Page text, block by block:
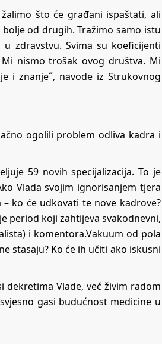
što će građani ispaštati, ali
od drugih. Tražimo samo istu
zdravstvu. Svima su koeficijenti
nismo trošak ovog društva. Mi
i znanje˝, navode iz Strukovnog
ogolili problem odliva kadra i
59 novih specijalizacija. To je
Vlada svojim ignorisanjem tjera
ko će udkovati te nove kadrove?
period koji zahtijeva svakodnevni,
i komentora.Vakuum od pola
stasaju? Ko će ih učiti ako iskusni
dekretima Vlade, već živim radom
gasi budućnost medicine u